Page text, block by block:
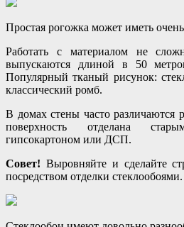
Простая рогожка может иметь
Работать с материалом не
выпускаются длиной в 50
Популярный тканый рисунок:
классический ромб.
В домах стены часто различаются
поверхность отделана
гипсокартоном или ДСП.
Совет! Выровняйте и сделайте
посредством отделки стеклообоями.